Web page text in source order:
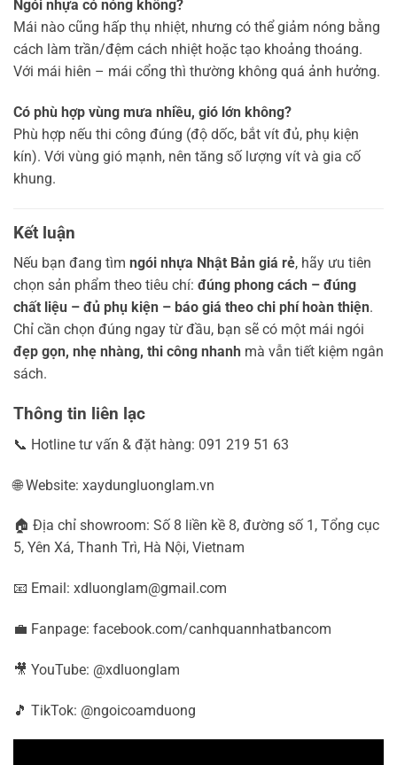
Ngói nhựa có nóng không?
Mái nào cũng hấp thụ nhiệt, nhưng có thể giảm nóng bằng
cách làm trần/đệm cách nhiệt hoặc tạo khoảng thoáng.
Với mái hiên – mái cổng thì thường không quá ảnh hưởng.
Có phù hợp vùng mưa nhiều, gió lớn không?
Phù hợp nếu thi công đúng (độ dốc, bắt vít đủ, phụ kiện
kín). Với vùng gió mạnh, nên tăng số lượng vít và gia cố
khung.
Kết luận
Nếu bạn đang tìm ngói nhựa Nhật Bản giá rẻ, hãy ưu tiên
chọn sản phẩm theo tiêu chí: đúng phong cách – đúng
chất liệu – đủ phụ kiện – báo giá theo chi phí hoàn thiện.
Chỉ cần chọn đúng ngay từ đầu, bạn sẽ có một mái ngói
đẹp gọn, nhẹ nhàng, thi công nhanh mà vẫn tiết kiệm ngân
sách.
Thông tin liên lạc
📞 Hotline tư vấn & đặt hàng: 091 219 51 63
🌐 Website: xaydungluonglam.vn
🏠 Địa chỉ showroom: Số 8 liền kề 8, đường số 1, Tổng cục
5, Yên Xá, Thanh Trì, Hà Nội, Vietnam
📧 Email: xdluonglam@gmail.com
💼 Fanpage: facebook.com/canhquannhatbancom
🎥 YouTube: @xdluonglam
🎵 TikTok: @ngoicoamduong